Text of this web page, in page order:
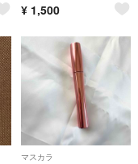
¥ 1,500
マスカラ